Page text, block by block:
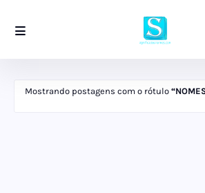
Mostrando postagens com o rótulo